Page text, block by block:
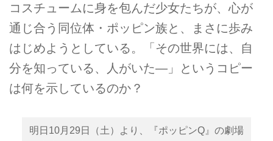
コスチュームに身を包んだ少女たちが、心が
通じ合う同位体・ポッピン族と、まさに歩み
はじめようとしている。「その世界には、自
分を知っている、人がいた―」というコピー
は何を示しているのか？
明日10月29日（土）より、『ポッピンQ』の劇場